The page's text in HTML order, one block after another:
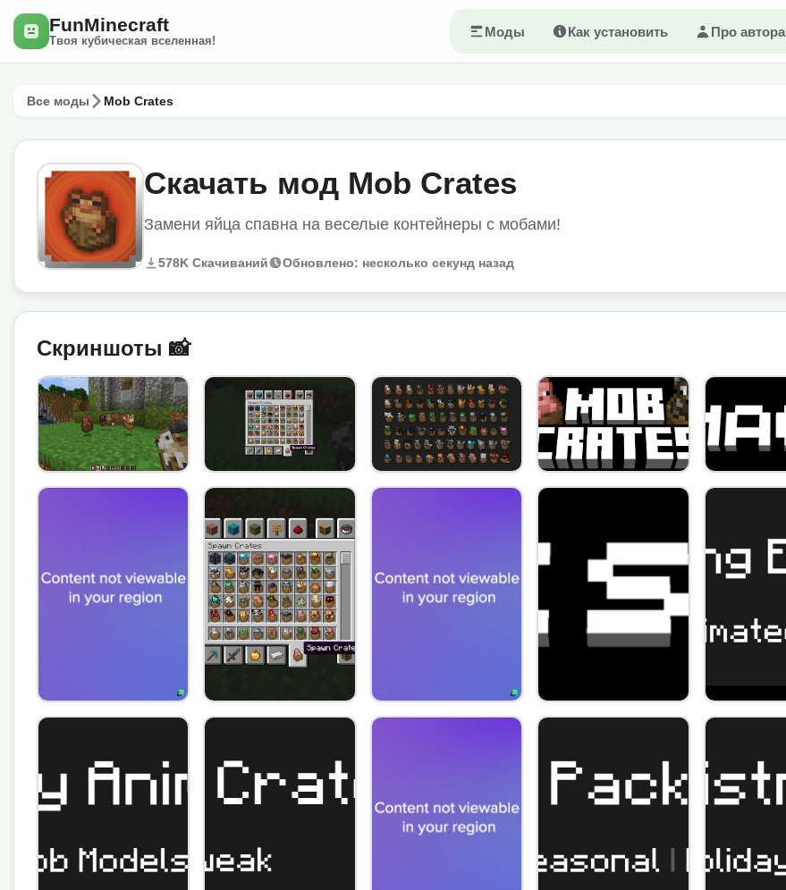
FunMinecraft
Твоя кубическая вселенная!
Моды Как установить Про автора
Все моды Mob Crates
Скачать мод Mob Crates
Замени яйца спавна на веселые контейнеры с мобами!
578K Скачиваний Обновлено: несколько секунд назад
Скриншоты 📸